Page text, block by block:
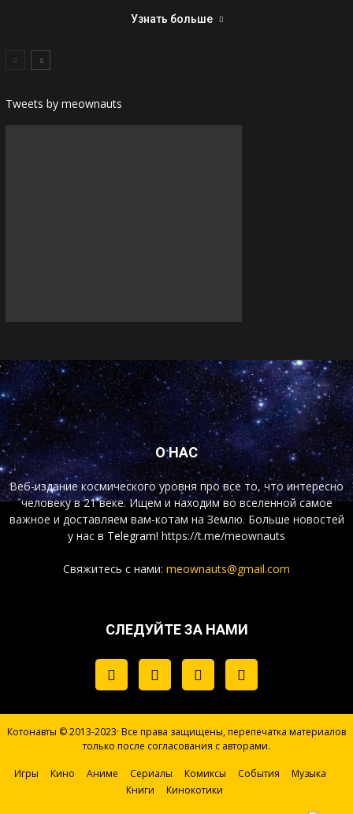
Узнать больше
Tweets by meownauts
О НАС
Веб-издание космического уровня про все то, что интересно
человеку в 21 веке. Ищем и находим во вселенной самое
важное и доставляем вам-котам на Землю. Больше новостей
у нас в Telegram! https://t.me/meownauts
Свяжитесь с нами: meownauts@gmail.com
СЛЕДУЙТЕ ЗА НАМИ
Котонавты © 2013-2023· Все права защищены, перепечатка материалов
только после согласования с авторами.
Игры Кино Аниме Сериалы Комиксы События
Музыка
Книги
Кинокотики